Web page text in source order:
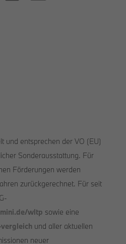
und entsprechen der VO (EU)
Sonderausstattung. Für
Förderungen werden
zurückgerechnet. Für seit
wltp sowie eine
und aller aktuellen
neuer